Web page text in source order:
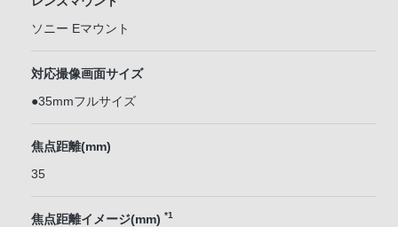
ソニー Eマウント
対応撮像画面サイズ
●35mmフルサイズ
焦点距離(mm)
35
焦点距離イメージ(mm) *1